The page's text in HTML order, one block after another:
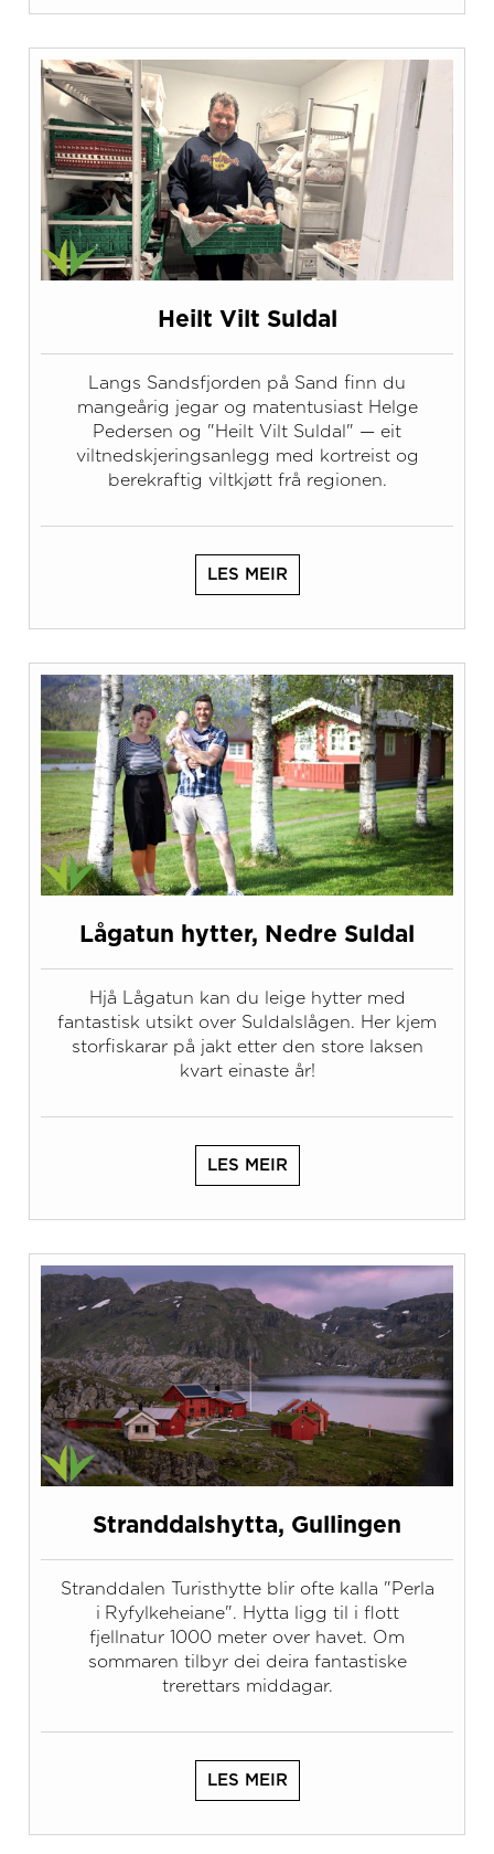
Heilt Vilt Suldal
Langs Sandsfjorden på Sand finn du
mangeårig jegar og matentusiast Helge
Pedersen og "Heilt Vilt Suldal" — eit
viltnedskjeringsanlegg med kortreist og
berekraftig viltkjøtt frå regionen.
LES MEIR
Lågatun hytter, Nedre Suldal
Hjå Lågatun kan du leige hytter med
fantastisk utsikt over Suldalslågen. Her kjem
storfiskarar på jakt etter den store laksen
kvart einaste år!
LES MEIR
Stranddalshytta, Gullingen
Stranddalen Turisthytte blir ofte kalla "Perla
i Ryfylkeheiane". Hytta ligg til i flott
fjellnatur 1000 meter over havet. Om
sommaren tilbyr dei deira fantastiske
trerettars middagar.
LES MEIR